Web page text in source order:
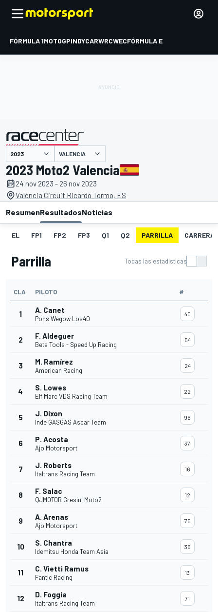
FÓRMULA 1MOTOGPINDYCARWRCWECFÓRMULA E
presentado por VALENCIA
2023 Moto2 Valencia
24 nov 2023 - 26 nov 2023
Valencia Circuit Ricardo Tormo, ES
ResumenResultadosNoticias
EL FP1 FP2 FP3 Q1 Q2 PARRILLA CARRERA
Parrilla Todas las estadísticas
CLA PILOTO #
1 A. Canet
Pons Wegow Los40
40
2 F. Aldeguer
Beta Tools - Speed Up Racing
54
3 M. Ramírez
American Racing
24
4 S. Lowes
Elf Marc VDS Racing Team
22
5 J. Dixon
Inde GASGAS Aspar Team
96
6 P. Acosta
Ajo Motorsport
37
7 J. Roberts
Italtrans Racing Team
16
8 F. Salac
QJMOTOR Gresini Moto2
12
9 A. Arenas
Ajo Motorsport
75
10 S. Chantra
Idemitsu Honda Team Asia
35
11 C. Vietti Ramus
Fantic Racing
13
12 D. Foggia
Italtrans Racing Team
71